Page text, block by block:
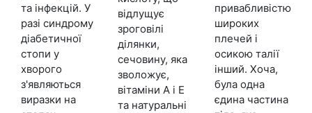
та інфекцій. У
разі синдрому
діабетичної
стопи у
хворого
з'являються
виразки на
відлущує
зроговілі
ділянки,
сечовину, яка
зволожує,
вітаміни А і Е
та натуральні
привабливістю
широких
плечей і
осикою талії
інший. Хоча,
була одна
єдина частина